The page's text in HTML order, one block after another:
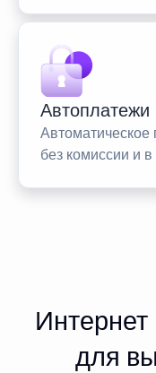
Автоплатежи
Автоматическое
без комиссии и
Интернет
для